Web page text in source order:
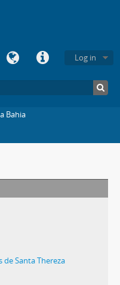
Log in
Bahia
Santa Thereza